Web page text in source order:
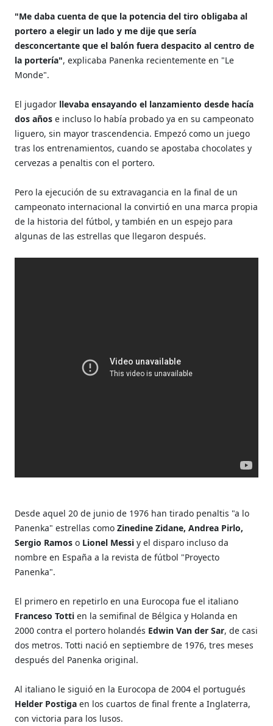
"Me daba cuenta de que la potencia del tiro obligaba al
portero a elegir un lado y me dije que sería
desconcertante que el balón fuera despacito al centro de
la portería", explicaba Panenka recientemente en "Le
Monde".
El jugador llevaba ensayando el lanzamiento desde hacía
dos añose incluso lo había probado ya en su campeonato
liguero, sin mayor trascendencia. Empezó como un juego
tras los entrenamientos, cuando se apostaba chocolates y
cervezas a penaltis con el portero.
Pero la ejecución de su extravagancia en la final de un
campeonato internacional la convirtió en una marca propia
de la historia del fútbol, y también en un espejo para
algunas de las estrellas que llegaron después.
Desde aquel 20 de junio de 1976 han tirado penaltis "a lo
Panenka" estrellas comoZinedine Zidane, Andrea Pirlo,
Sergio Ramoso Lionel Messiy el disparo incluso da
nombre en España a la revista de fútbol "Proyecto
Panenka".
El primero en repetirlo en una Eurocopa fue el italiano
Franceso Totti en la semifinal de Bélgica y Holanda en
2000 contra el portero holandés Edwin Van der Sar, de casi
dos metros. Totti nació en septiembre de 1976, tres meses
después del Panenka original.
Al italiano le siguió en la Eurocopa de 2004 el portugués
Helder Postiga en los cuartos de final frente a Inglaterra,
con victoria para los lusos.